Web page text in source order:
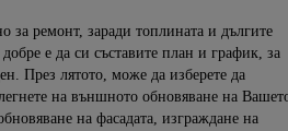
за ремонт, заради топлината и дългите
е да си съставите план и график, за
През лятото, може да изберете да
на външното обновяване на
на фасадата, изграждане на